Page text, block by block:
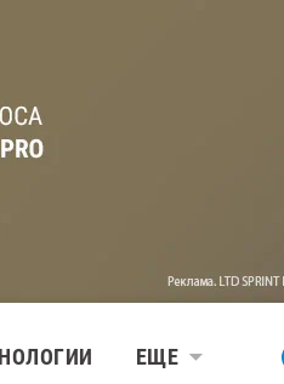
ЕЩЕ